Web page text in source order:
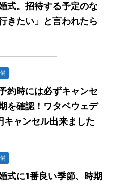
式。招待する予定のな
きたい」と言われたら
約時には必ずキャンセ
を確認！ワタベウェデ
キャンセル出来ました
式に1番良い季節、時期